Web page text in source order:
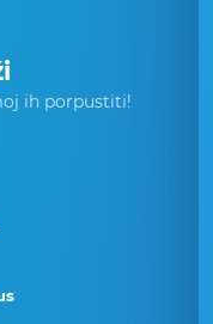
ih porpustiti!